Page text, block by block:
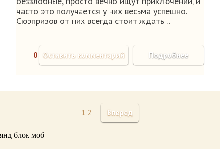
часто это получается у них весьма успешно.
Сюрпризов от них всегда стоит ждать…
0 Подробнее
Оставить комментарий
1 2 Вперед
янд блок моб